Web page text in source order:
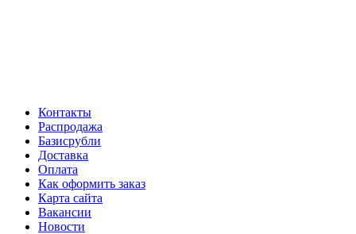
Контакты
Распродажа
Базисрубли
Доставка
Оплата
Как оформить заказ
Карта сайта
Вакансии
Новости